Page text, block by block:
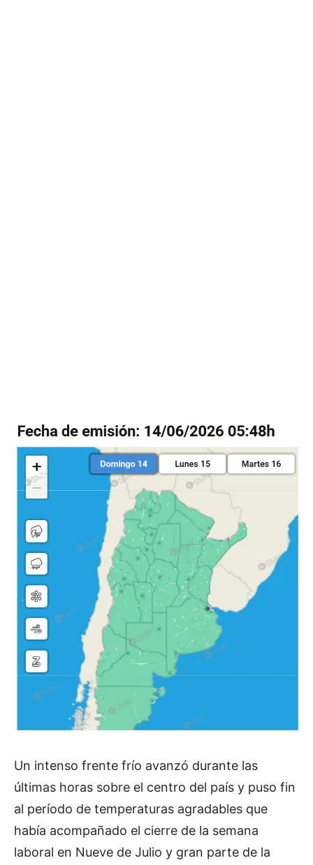
Un intenso frente frío avanzó durante las
últimas horas sobre el centro del país y puso fin
al período de temperaturas agradables que
había acompañado el cierre de la semana
laboral en Nueve de Julio y gran parte de la